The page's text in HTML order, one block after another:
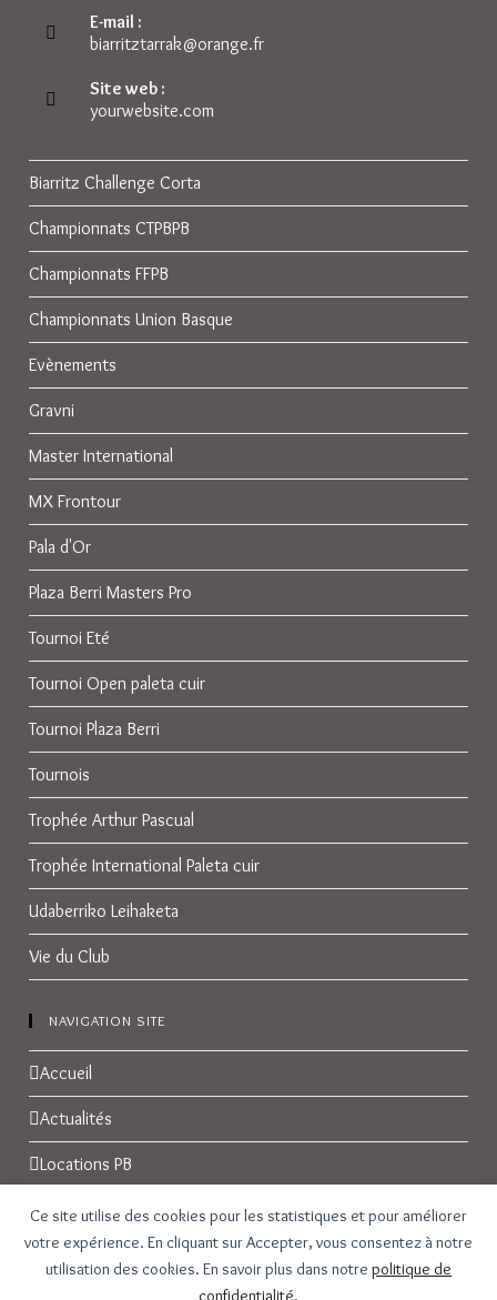
Ce site utilise des cookies pour les statistiques et pour améliorer
votre expérience. En cliquant sur Accepter, vous consentez à notre
utilisation des cookies. En savoir plus dans notre politique de
confidentialité.
E-mail :
biarritztarrak@orange.frS’ouvre
Site web :
yourwebsite.com
Biarritz Challenge Corta
Championnats CTPBPB
Championnats FFPB
Championnats Union Basque
Evènements
Gravni
Master International
MX Frontour
Pala d'Or
Plaza Berri Masters Pro
Tournoi Eté
Tournoi Open paleta cuir
Tournoi Plaza Berri
Tournois
Trophée Arthur Pascual
Trophée International Paleta cuir
Udaberriko Leihaketa
Vie du Club
NAVIGATION SITE
Accueil
Actualités
Locations PB
Réservations
Galerie Photos